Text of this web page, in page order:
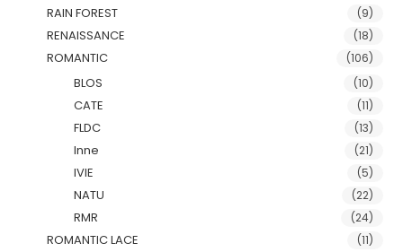
RAIN FOREST (9)
RENAISSANCE (18)
ROMANTIC (106)
BLOS (10)
CATE (11)
FLDC (13)
Inne (21)
IVIE (5)
NATU (22)
RMR (24)
ROMANTIC LACE (11)